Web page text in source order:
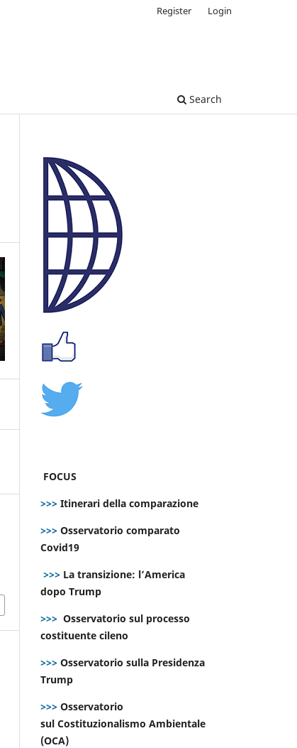
Search
Register Login
FOCUS
>>> Itinerari della comparazione
>>> Osservatorio comparato
Covid19
>>> La transizione: l’America
dopo Trump
>>> Osservatorio sul processo
costituente cileno
>>> Osservatorio sulla Presidenza
Trump
>>> Osservatorio
sul Costituzionalismo Ambientale
(OCA)